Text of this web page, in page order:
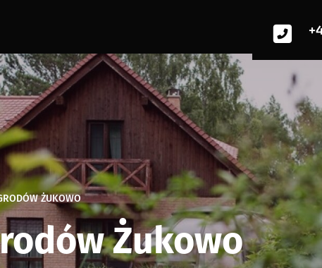
ŻUKOWO
Żukowo